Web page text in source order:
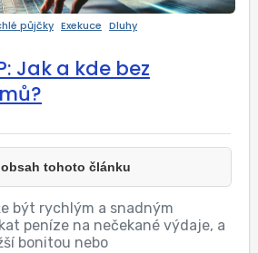
půjčky Exekuce Dluhy
Jak a kde bez
tohoto článku
být rychlým a snadným
peníze na nečekané výdaje, a
bonitou nebo